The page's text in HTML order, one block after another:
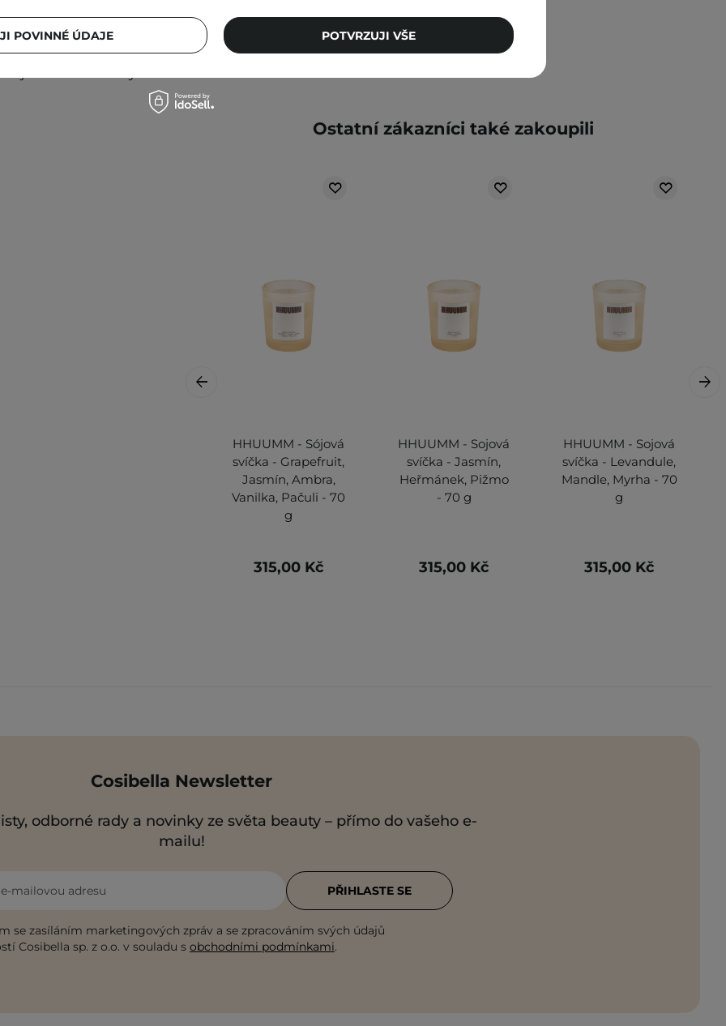
místě. Kolísání teplot
produktu.
informace vždy
Ostatní zákazníci také zakoupili
HHUUMM - Sójová
svíčka - Grapefruit,
Jasmín, Ambra,
Vanilka, Pačuli - 70
g
315,00 Kč
HHUUMM - Sojová
svíčka - Jasmín,
Heřmánek, Pižmo
- 70 g
315,00 Kč
HHUUMM - Sojová
svíčka - Levandule,
Mandle, Myrha - 70
g
315,00 Kč
Cosibella Newsletter
odborné rady a novinky ze světa beauty – přímo do vašeho e-
mailu!
mailovou adresu
se zasíláním marketingových zpráv a se zpracováním svých údajů
Cosibella sp. z o.o. v souladu s obchodními podmínkami.
PŘIHLASTE SE
POVINNÉ ÚDAJE POTVRZUJI VŠE